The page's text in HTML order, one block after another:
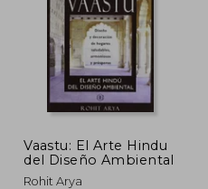
Vaastu: El Arte Hindu
del Diseño Ambiental
Rohit Arya